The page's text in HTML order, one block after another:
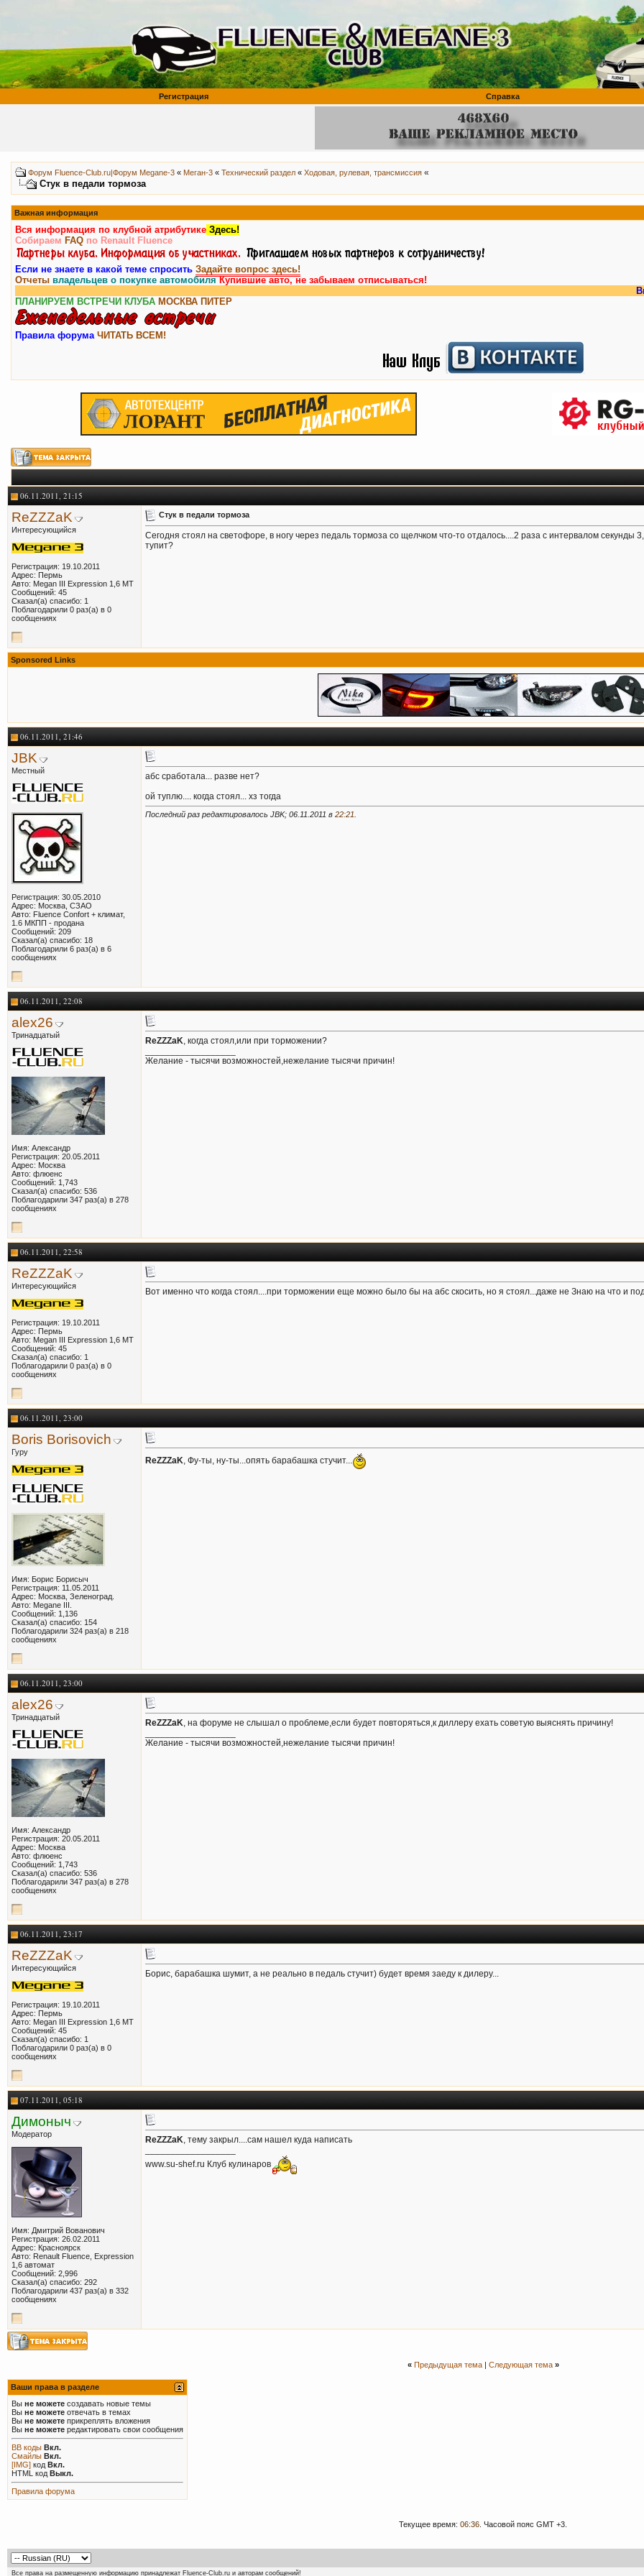
Регистрация Справка
Форум Fluence-Club.ru|Форум Megane-3 « Меган-3 « Технический раздел « Ходовая, рулевая, трансмиссия «
Стук в педали тормоза
Важная информация
Вся информация по клубной атрибутике Здесь!
Собираем FAQ по Renault Fluence
Если не знаете в какой теме спросить Задайте вопрос здесь!
Отчеты владельцев о покупке автомобиляКупившие авто, не забываем отписываться!
ПЛАНИРУЕМ ВСТРЕЧИ КЛУБА МОСКВА ПИТЕР
Правила форума ЧИТАТЬ ВСЕМ!
06.11.2011, 21:15
ReZZZaK
Интересующийся
Регистрация: 19.10.2011
Адрес: Пермь
Авто: Megan III Expression 1,6 MT
Сообщений: 45
Сказал(а) спасибо: 1
Поблагодарили 0 раз(а) в 0
сообщениях
Стук в педали тормоза
Сегодня стоял на светофоре, в ногу через педаль тормоза со щелчком что-то отдалось....2 раза с интервалом секунды
тупит?
Sponsored Links
06.11.2011, 21:46
JBK
Местный
Регистрация: 30.05.2010
Адрес: Москва, СЗАО
Авто: Fluence Confort + климат,
1.6 МКПП - продана
Сообщений: 209
Сказал(а) спасибо: 18
Поблагодарили 6 раз(а) в 6
сообщениях
абс сработала... разве нет?
ой туплю.... когда стоял... хз тогда
Последний раз редактировалось JBK; 06.11.2011 в 22:21
06.11.2011, 22:08
alex26
Тринадцатый
Имя: Александр
Регистрация: 20.05.2011
Адрес: Москва
Авто: флюенс
Сообщений: 1,743
Сказал(а) спасибо: 536
Поблагодарили 347 раз(а) в 278
сообщениях
ReZZZaK, когда стоял,или при торможении?
Желание - тысячи возможностей,нежелание тысячи причин!
06.11.2011, 22:58
ReZZZaK
Интересующийся
Регистрация: 19.10.2011
Адрес: Пермь
Авто: Megan III Expression 1,6 MT
Сообщений: 45
Сказал(а) спасибо: 1
Поблагодарили 0 раз(а) в 0
сообщениях
Вот именно что когда стоял....при торможении еще можно было бы на абс скосить, но я стоял...даже не Знаю на что и
06.11.2011, 23:00
Boris Borisovich
Гуру
Имя: Борис Борисыч
Регистрация: 11.05.2011
Адрес: Москва, Зеленоград.
Авто: Megane III.
Сообщений: 1,136
Сказал(а) спасибо: 154
Поблагодарили 324 раз(а) в 218
сообщениях
ReZZZaK, Фу-ты, ну-ты...опять барабашка стучит...
06.11.2011, 23:00
alex26
Тринадцатый
Имя: Александр
Регистрация: 20.05.2011
Адрес: Москва
Авто: флюенс
Сообщений: 1,743
Сказал(а) спасибо: 536
Поблагодарили 347 раз(а) в 278
сообщениях
ReZZZaK, на форуме не слышал о проблеме,если будет повторяться,к диллеру ехать советую выяснять причину!
Желание - тысячи возможностей,нежелание тысячи причин!
06.11.2011, 23:17
ReZZZaK
Интересующийся
Регистрация: 19.10.2011
Адрес: Пермь
Авто: Megan III Expression 1,6 MT
Сообщений: 45
Сказал(а) спасибо: 1
Поблагодарили 0 раз(а) в 0
сообщениях
Борис, барабашка шумит, а не реально в педаль стучит) будет время заеду к дилеру...
07.11.2011, 05:18
Димоныч
Модератор
Имя: Дмитрий Вованович
Регистрация: 26.02.2011
Адрес: Красноярск
Авто: Renault Fluence, Expression
1,6 автомат
Сообщений: 2,996
Сказал(а) спасибо: 292
Поблагодарили 437 раз(а) в 332
сообщениях
ReZZZaK, тему закрыл....сам нашел куда написать
www.su-shef.ru Клуб кулинаров
« Предыдущая тема| Следующая тема »
Ваши права в разделе
Вы не можете создавать новые темы
Вы не можете отвечать в темах
Вы не можете прикреплять вложения
Вы не можете редактировать свои сообщения
BB коды Вкл.
Смайлы Вкл.
[IMG] код Вкл.
HTML код Выкл.
Правила форума
Текущее время: 06:36 . Часовой пояс GMT +3.
Все права на размещенную информацию принадлежат Fluence-Club.ru и авторам сообщений!